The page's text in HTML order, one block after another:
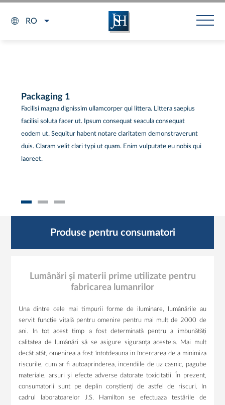
RO
Packaging 1
Facilisi magna dignissim ullamcorper qui littera. Littera saepius
facilisi soluta facer ut. Ipsum consequat seacula consequat
eodem ut. Sequitur habent notare claritatem demonstraverunt
duis. Claram velit clari typi ut quam. Enim vulputate eu nobis qui
laoreet.
Produse pentru consumatori
Lumânări și materii prime utilizate pentru
fabricarea lumanrilor
Una dintre cele mai timpurii forme de iluminare, lumânările au
servit funcție vitală pentru omenire pentru mai mult de 2000 de
ani. In tot acest timp a fost determinată pentru a îmbunătăți
calitatea de lumânări să se asigure siguranța acesteia. Mai mult
decât atât, omenirea a fost întotdeauna in încercarea de a minimiza
riscurile, cum ar fi autoaprinderea, incendiile de uz casnic, pagube
materiale, arsuri și efecte adverse datorate toxicitatii. În prezent,
consumatorii sunt pe deplin conștienți de astfel de riscuri. In
cadrul laboratoarelor J.S. Hamilton se efectuaza testările de